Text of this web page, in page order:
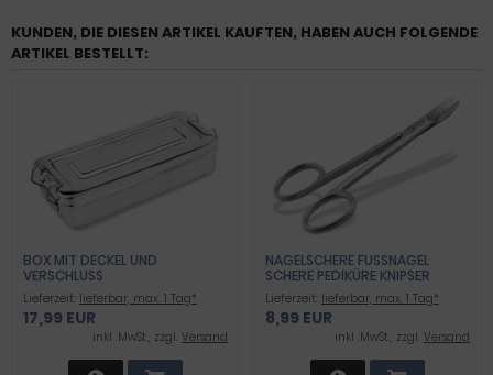
KUNDEN, DIE DIESEN ARTIKEL KAUFTEN, HABEN AUCH FOLGENDE
ARTIKEL BESTELLT:
BOX MIT DECKEL UND
VERSCHLUSS
Lieferzeit: lieferbar, max. 1 Tag*
17,99 EUR
inkl .MwSt., zzgl. Versand
NAGELSCHERE FUSSNAGEL S
CHERE PEDIKÜRE KNIPSER E
XTRA LANG UND STABIL ZUM S
CHNEIDEN VON DICKEN F
USSNÄGEL UND FINGERNÄGEL RO
STFREI EDELSTAHL 10,5 CM
Lieferzeit: lieferbar, max. 1 Tag*
8,99 EUR
inkl .MwSt., zzgl. Versand